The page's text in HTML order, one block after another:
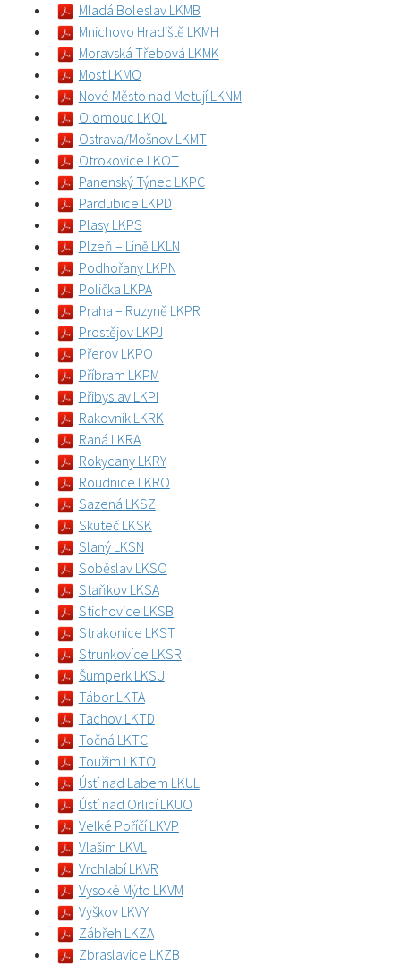
Mladá Boleslav LKMB
Mnichovo Hradiště LKMH
Moravská Třebová LKMK
Most LKMO
Nové Město nad Metují LKNM
Olomouc LKOL
Ostrava/Mošnov LKMT
Otrokovice LKOT
Panenský Týnec LKPC
Pardubice LKPD
Plasy LKPS
Plzeň – Líně LKLN
Podhořany LKPN
Polička LKPA
Praha – Ruzyně LKPR
Prostějov LKPJ
Přerov LKPO
Příbram LKPM
Přibyslav LKPI
Rakovník LKRK
Raná LKRA
Rokycany LKRY
Roudnice LKRO
Sazená LKSZ
Skuteč LKSK
Slaný LKSN
Soběslav LKSO
Staňkov LKSA
Stichovice LKSB
Strakonice LKST
Strunkovíce LKSR
Šumperk LKSU
Tábor LKTA
Tachov LKTD
Točná LKTC
Toužim LKTO
Ústí nad Labem LKUL
Ústí nad Orlicí LKUO
Velké Poříčí LKVP
Vlašim LKVL
Vrchlabí LKVR
Vysoké Mýto LKVM
Vyškov LKVY
Zábřeh LKZA
Zbraslavice LKZB